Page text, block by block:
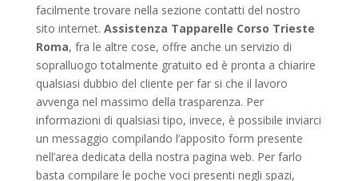
facilmente trovare nella sezione contatti del nostro
sito internet. Assistenza Tapparelle Corso Trieste
Roma, fra le altre cose, offre anche un servizio di
sopralluogo totalmente gratuito ed è pronta a chiarire
qualsiasi dubbio del cliente per far si che il lavoro
avvenga nel massimo della trasparenza. Per
informazioni di qualsiasi tipo, invece, è possibile inviarci
un messaggio compilando l’apposito form presente
nell’area dedicata della nostra pagina web. Per farlo
basta compilare le poche voci presenti negli spazi,